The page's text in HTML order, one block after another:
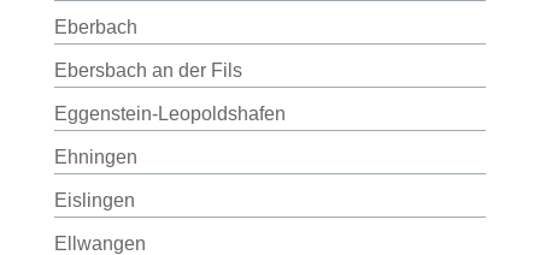
Eberbach
Ebersbach an der Fils
Eggenstein-Leopoldshafen
Ehningen
Eislingen
Ellwangen